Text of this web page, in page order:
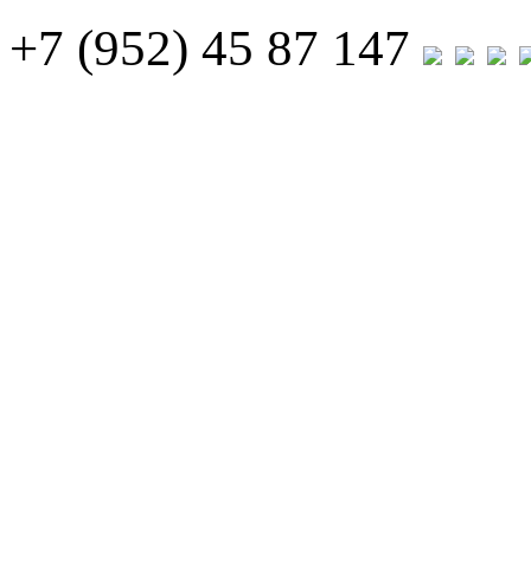
+7 (952) 45 87 147